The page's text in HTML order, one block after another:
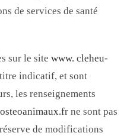
de services de santé
sur le site www. cleheu-
indicatif, et sont
les renseignements
ne sont pas
de modifications